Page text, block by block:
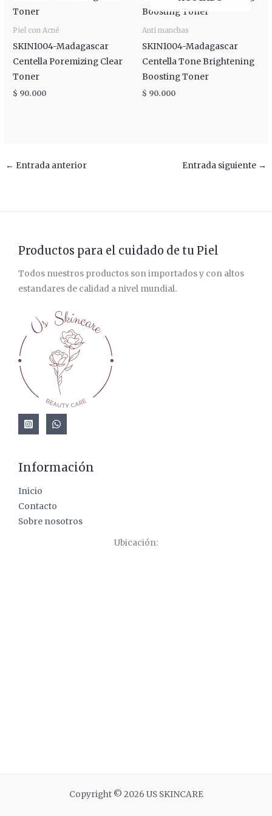
Piel con Acné
SKIN1004-Madagascar
Centella Poremizing Clear
Toner
$ 90.000
Anti manchas
SKIN1004-Madagascar
Centella Tone Brightening
Boosting Toner
$ 90.000
← Entrada anterior Entrada siguiente →
Productos para el cuidado de tu Piel
Todos nuestros productos son importados y con altos
estandares de calidad a nivel mundial.
Información
Inicio
Contacto
Sobre nosotros
Ubicación:
Copyright © 2026 US SKINCARE